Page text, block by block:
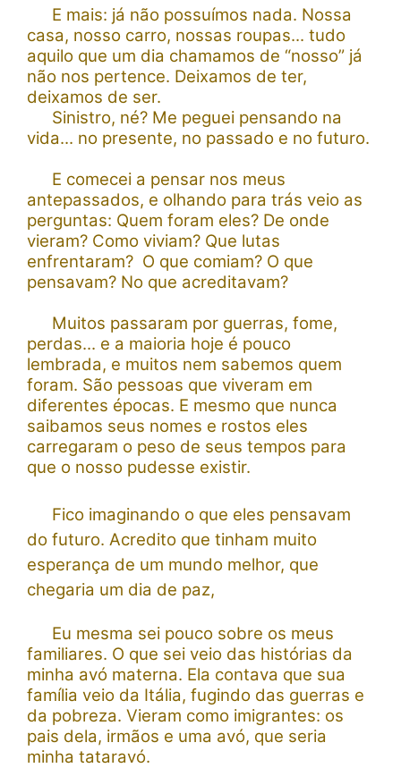
E mais: já não possuímos nada. Nossa
casa, nosso carro, nossas roupas... tudo
aquilo que um dia chamamos de “nosso” já
não nos pertence. Deixamos de ter,
deixamos de ser.
Sinistro, né? Me peguei pensando na
vida... no presente, no passado e no futuro.
E comecei a pensar nos meus
antepassados, e olhando para trás veio as
perguntas: Quem foram eles? De onde
vieram? Como viviam? Que lutas
enfrentaram? O que comiam? O que
pensavam? No que acreditavam?
Muitos passaram por guerras, fome,
perdas... e a maioria hoje é pouco
lembrada, e muitos nem sabemos quem
foram. São pessoas que viveram em
diferentes épocas. E mesmo que nunca
saibamos seus nomes e rostos eles
carregaram o peso de seus tempos para
que o nosso pudesse existir.
Fico imaginando o que eles pensavam
do futuro. Acredito que tinham muito
esperança de um mundo melhor, que
chegaria um dia de paz,
Eu mesma sei pouco sobre os meus
familiares. O que sei veio das histórias da
minha avó materna. Ela contava que sua
família veio da Itália, fugindo das guerras e
da pobreza. Vieram como imigrantes: os
pais dela, irmãos e uma avó, que seria
minha tataravó.